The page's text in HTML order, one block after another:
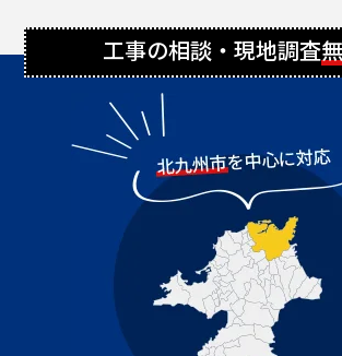
工事の相談・現地調査